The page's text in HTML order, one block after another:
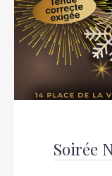
Soirée